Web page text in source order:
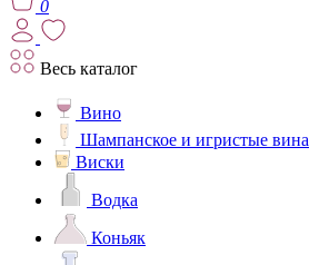
0
Весь каталог
Вино
Шампанское и игристые вина
Виски
Водка
Коньяк